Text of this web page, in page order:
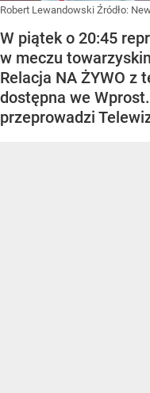
Robert Lewandowski Źródło:
W piątek o 20:45
w meczu
Relacja NA ŻYWO z
dostępna we
przeprowadzi